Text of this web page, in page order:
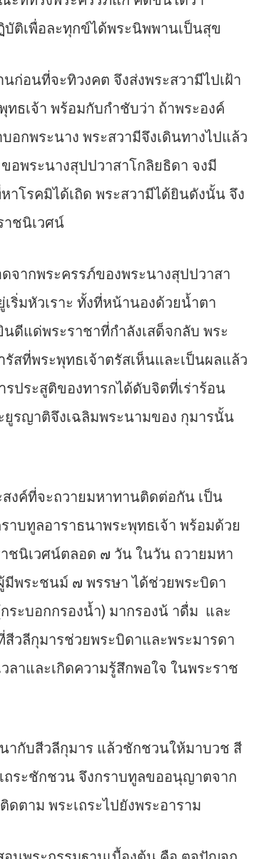
ติเพื่อละทุกข์ได้พระนิพพานเป็นสุข
ก่อนที่จะทิวงคต จึงส่งพระสวามีไปเฝ้า
ธเจ้า พร้อมกับกำชับว่า ถ้าพระองค์
กพระนาง พระสวามีจึงเดินทางไปแล้ว
อพระนางสุปปวาสาโกลิยธิดา จงมี
โรคมิได้เถิด พระสวามีได้ยินดังนั้น จึง
าชนิเวศน์
จากพระครรภ์ของพระนางสุปปวาสา
ริ่มหัวเราะ ทั้งที่หน้านองด้วยน้ำตา
ดีแด่พระราชาที่กำลังเสด็จกลับ พระ
สที่พระพุทธเจ้าตรัสเห็นและเป็นผลแล้ว
รประสูติของทารกได้ดับจิตที่เร่าร้อน
รญาติจึงเฉลิมพระนามของ กุมารนั้น
งค์ที่จะถวายมหาทานติดต่อกัน เป็น
าบทูลอาราธนาพระพุทธเจ้า พร้อมด้วย
นิเวศน์ตลอด ๗ วัน ในวัน ถวายมหา
พระชนม์ ๗ พรรษา ได้ช่วยพระบิดา
ระบอกกรองน้ำ) มากรองน้ าดื่ม และ
วลีกุมารช่วยพระบิดาและพระมารดา
ลาและเกิดความรู้สึกพอใจ ในพระราช
ากับสีวลีกุมาร แล้วชักชวนให้มาบวช สี
ถระชักชวน จึงกราบทูลขออนุญาตจาก
ตาม พระเถระไปยังพระอาราม